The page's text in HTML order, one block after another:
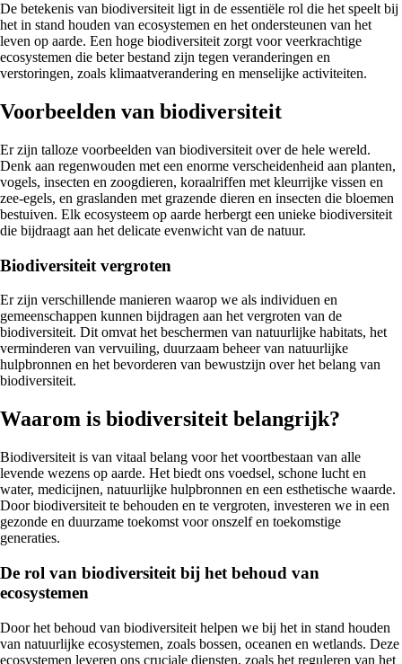
De betekenis van biodiversiteit ligt in de essentiële rol die het speelt bij
het in stand houden van ecosystemen en het ondersteunen van het
leven op aarde. Een hoge biodiversiteit zorgt voor veerkrachtige
ecosystemen die beter bestand zijn tegen veranderingen en
verstoringen, zoals klimaatverandering en menselijke activiteiten.
Voorbeelden van biodiversiteit
Er zijn talloze voorbeelden van biodiversiteit over de hele wereld.
Denk aan regenwouden met een enorme verscheidenheid aan planten,
vogels, insecten en zoogdieren, koraalriffen met kleurrijke vissen en
zee-egels, en graslanden met grazende dieren en insecten die bloemen
bestuiven. Elk ecosysteem op aarde herbergt een unieke biodiversiteit
die bijdraagt aan het delicate evenwicht van de natuur.
Biodiversiteit vergroten
Er zijn verschillende manieren waarop we als individuen en
gemeenschappen kunnen bijdragen aan het vergroten van de
biodiversiteit. Dit omvat het beschermen van natuurlijke habitats, het
verminderen van vervuiling, duurzaam beheer van natuurlijke
hulpbronnen en het bevorderen van bewustzijn over het belang van
biodiversiteit.
Waarom is biodiversiteit belangrijk?
Biodiversiteit is van vitaal belang voor het voortbestaan van alle
levende wezens op aarde. Het biedt ons voedsel, schone lucht en
water, medicijnen, natuurlijke hulpbronnen en een esthetische waarde.
Door biodiversiteit te behouden en te vergroten, investeren we in een
gezonde en duurzame toekomst voor onszelf en toekomstige
generaties.
De rol van biodiversiteit bij het behoud van
ecosystemen
Door het behoud van biodiversiteit helpen we bij het in stand houden
van natuurlijke ecosystemen, zoals bossen, oceanen en wetlands. Deze
ecosystemen leveren ons cruciale diensten, zoals het reguleren van het